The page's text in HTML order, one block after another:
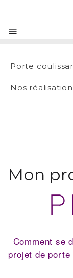

Porte
Nos
Mon
Comment se
projet de